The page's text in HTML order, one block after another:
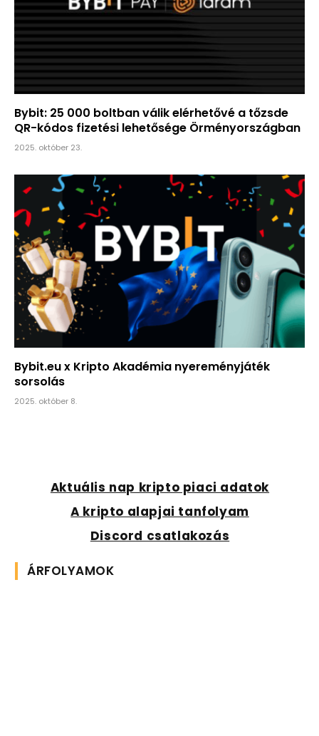
Bybit: 25 000 boltban válik elérhetővé a tőzsde
QR-kódos fizetési lehetősége Örményországban
2025. október 23.
Bybit.eu x Kripto Akadémia nyereményjáték
sorsolás
2025. október 8.
Aktuális nap kripto piaci adatok
A kripto alapjai tanfolyam
Discord csatlakozás
ÁRFOLYAMOK